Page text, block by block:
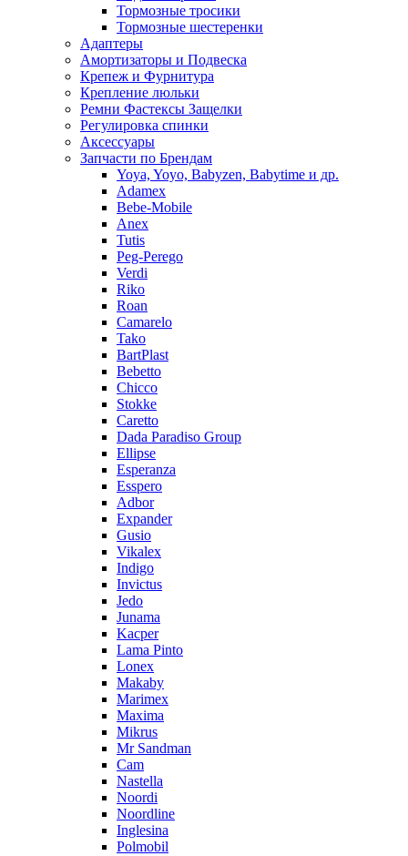
Тормозные тросики
Тормозные шестеренки
Адаптеры
Амортизаторы и Подвеска
Крепеж и Фурнитура
Крепление люльки
Ремни Фастексы Защелки
Регулировка спинки
Аксессуары
Запчасти по Брендам
Yoya, Yoyo, Babyzen, Babytime и др.
Adamex
Bebe-Mobile
Anex
Tutis
Peg-Perego
Verdi
Riko
Roan
Camarelo
Tako
BartPlast
Bebetto
Chicco
Stokke
Caretto
Dada Paradiso Group
Ellipse
Esperanza
Esspero
Adbor
Expander
Gusio
Vikalex
Indigo
Invictus
Jedo
Junama
Kacper
Lama Pinto
Lonex
Makaby
Marimex
Maxima
Mikrus
Mr Sandman
Cam
Nastella
Noordi
Noordline
Inglesina
Polmobil